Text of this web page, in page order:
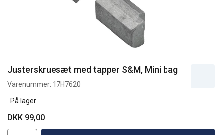
Justerskruesæt med tapper S&M, Mini bag
Varenummer: 17H7620
På lager
DKK 99,00